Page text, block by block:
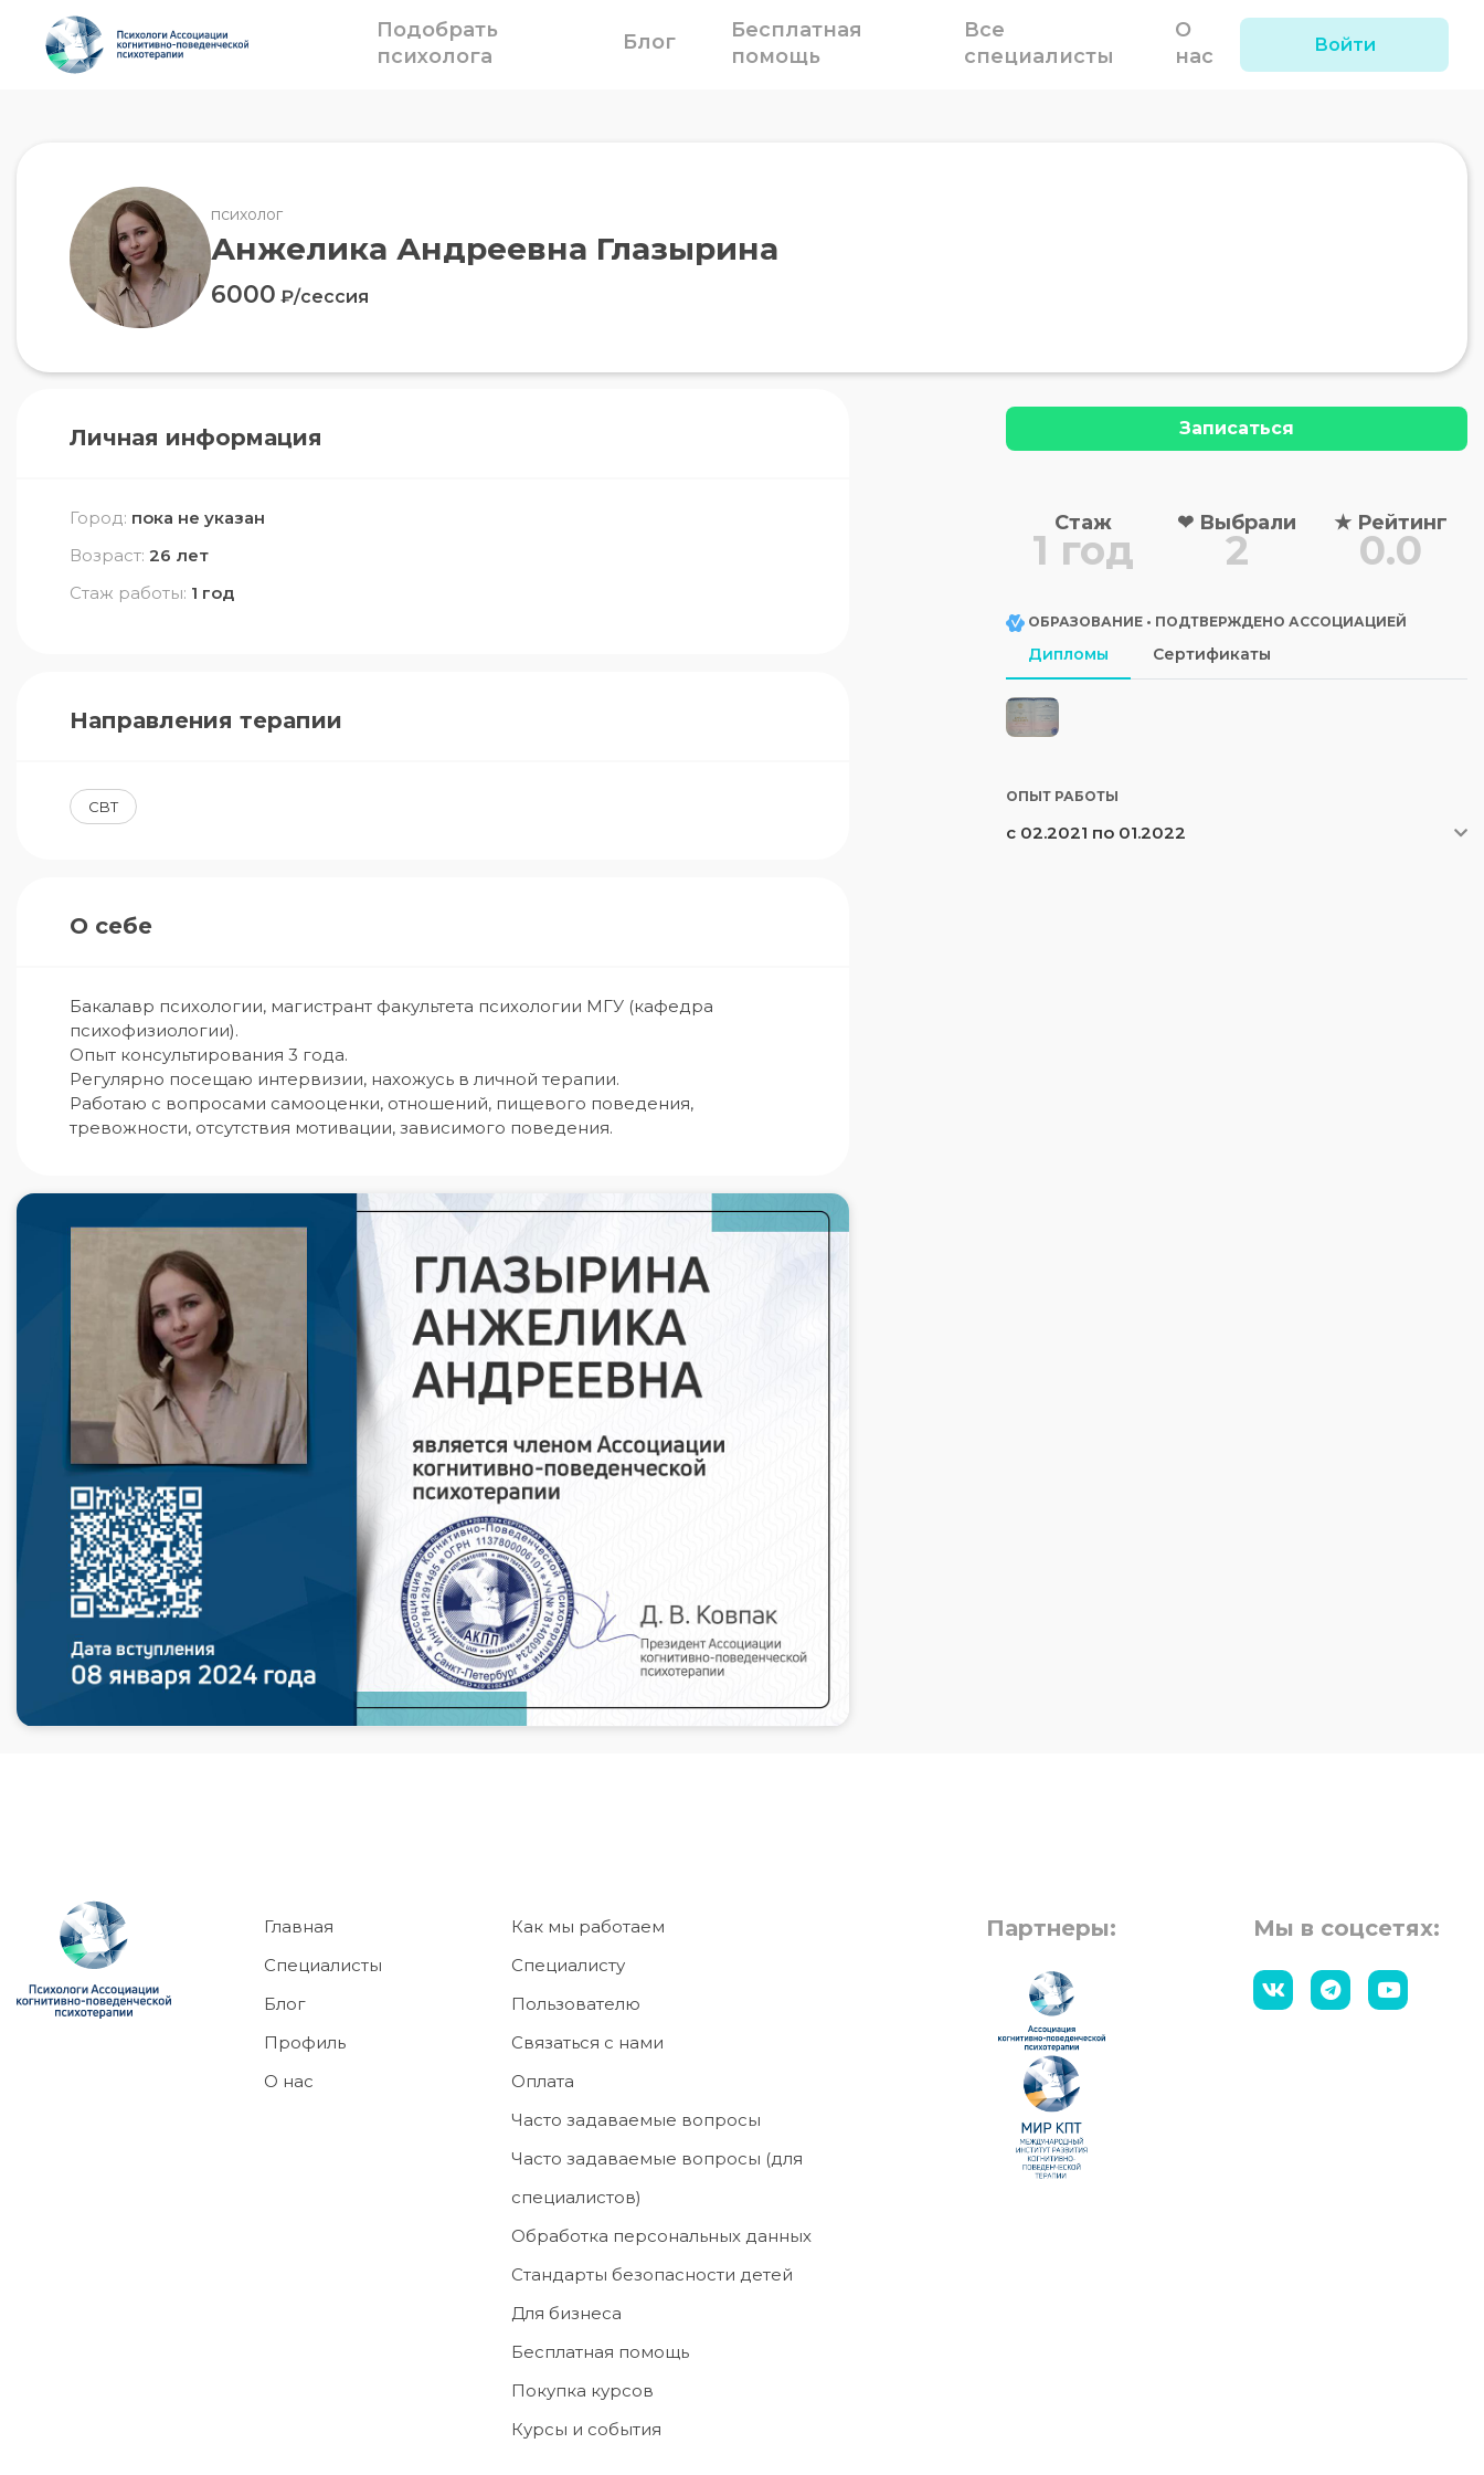
Подобрать
психолога
Блог Бесплатная
помощь
Все
специалисты
О
нас Войти
психолог
Анжелика Андреевна Глазырина
6000 ₽/сессия
Личная информация
Город: пока не указан
Возраст: 26 лет
Стаж работы: 1 год
Направления терапии
CBT
О себе
Бакалавр психологии, магистрант факультета психологии МГУ (кафедра
психофизиологии).
Опыт консультирования 3 года.
Регулярно посещаю интервизии, нахожусь в личной терапии.
Работаю с вопросами самооценки, отношений, пищевого поведения,
тревожности, отсутствия мотивации, зависимого поведения.
Записаться
Стаж
1 год
❤ Выбрали
2
★ Рейтинг
0.0
ОБРАЗОВАНИЕ • ПОДТВЕРЖДЕНО АССОЦИАЦИЕЙ
Дипломы Сертификаты
ОПЫТ РАБОТЫ
с 02.2021 по 01.2022
Главная
Специалисты
Блог
Профиль
О нас
Как мы работаем
Специалисту
Пользователю
Связаться с нами
Оплата
Часто задаваемые вопросы
Часто задаваемые вопросы (для
специалистов)
Обработка персональных данных
Стандарты безопасности детей
Для бизнеса
Бесплатная помощь
Покупка курсов
Курсы и события
Партнеры: Мы в соцсетях: